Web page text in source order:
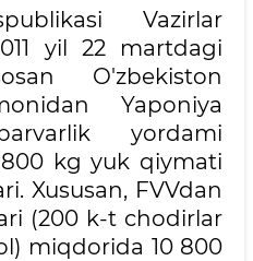
Vazirlar
yil 22 martdagi
O'zbekiston
Yaponiya
yordami
kg yuk qiymati
Xususan, FVVdan
(200 k-t chodirlar
miqdorida 10 800